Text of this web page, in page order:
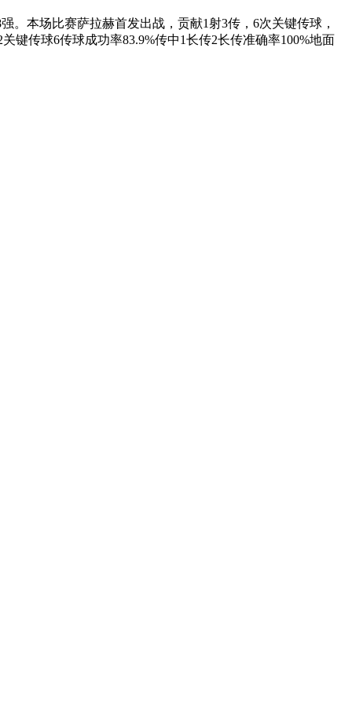
。本场比赛萨拉赫首发出战，贡献1射3传，6次关键传球，
键传球6传球成功率83.9%传中1长传2长传准确率100%地面